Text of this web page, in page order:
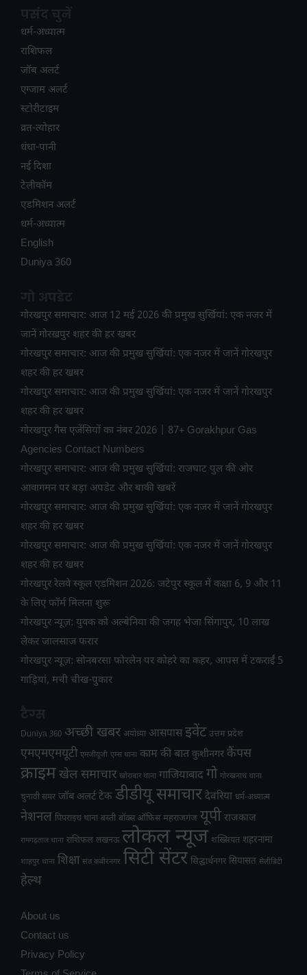
धर्म-अध्यात्म
राशिफल
जॉब अलर्ट
एग्जाम अलर्ट
स्टोरीटाइम
व्रत-त्योहार
धंधा-पानी
नई दिशा
टेलीकॉम
ए​डमिशन अलर्ट
धर्म-अध्यात्म
English
Duniya 360
गोरखपुर समाचार: आज 12 मई 2026 की प्रमुख सुर्खियां: एक नजर में
जानें गोरखपुर शहर की हर खबर
गोरखपुर समाचार: आज की प्रमुख सुर्खियां: एक नजर में जानें गोरखपुर
शहर की हर खबर
गोरखपुर समाचार: आज की प्रमुख सुर्खियां: एक नजर में जानें गोरखपुर
शहर की हर खबर
गोरखपुर गैस एजेंसियों का नंबर 2026 | 87+ Gorakhpur Gas
Agencies Contact Numbers
गोरखपुर समाचार: आज की प्रमुख सुर्खियां: राजघाट पुल की ओर
आवागमन पर बड़ा अपडेट और बाकी खबरें
गोरखपुर समाचार: आज की प्रमुख सुर्खियां: एक नजर में जानें गोरखपुर
शहर की हर खबर
गोरखपुर समाचार: आज की प्रमुख सुर्खियां: एक नजर में जानें गोरखपुर
शहर की हर खबर
गोरखपुर रेलवे स्कूल एडमिशन 2026: जटेपुर स्कूल में कक्षा 6, 9 और 11
के लिए फॉर्म मिलना शुरू
गोरखपुर न्यूज़: युवक को अल्बेनिया की जगह भेजा सिंगापुर, 10 लाख
लेकर जालसाज फरार
गोरखपुर न्यूज़: सोनबरसा फोरलेन पर कोहरे का कहर, आपस में टकराईं 5
गाड़ियां, मची चीख-पुकार
Duniya 360 अच्छी खबर अयोध्या आसपास इवेंट उत्तम प्रदेश
एमएमएमयूटी एमजीयूजी एम्स थाना काम की बात कुशीनगर कैंपस
क्राइमखेल समाचार खोराबार थाना गाजियाबादगो गोरखनाथ थाना
चुनावी समर जॉब अलर्ट टेक डीडीयू समाचार देवरिया धर्म-अध्यात्म
नेशनल पिपराइच थाना बस्ती बॉक्स ऑफिस महराजगंज यूपी राजकाज
रामगढ़ताल थाना राशिफल लखनऊ लोकल न्यूज शख्सियत शहरनामा
शाहपुर थाना शिक्षा संत कबीरनगर सिटी सेंटर सिद्धार्थनगर सियासत सेलीब्रिटी
हेल्थ
About us
Contact us
Privacy Policy